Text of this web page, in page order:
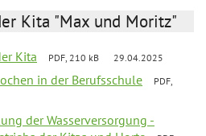
Kita "Max und Moritz"
Kita PDF, 210 kB 29.04.2025
in der Berufsschule
PDF,
der Wasserversorgung -